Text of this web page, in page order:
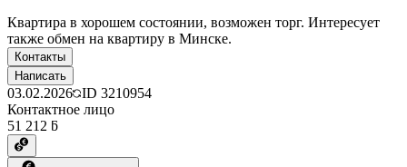
Квартира в хорошем состоянии, возможен торг. Интересует
также обмен на квартиру в Минске.
Контакты
Написать
03.02.2026 ID 3210954
Контактное лицо
51 212 ƃ